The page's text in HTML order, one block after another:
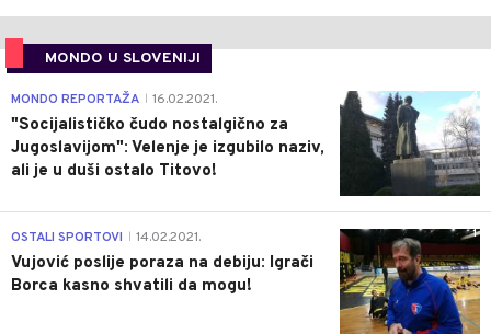
MONDO U SLOVENIJI
4
MONDO REPORTAŽA 16.02.2021.
"Socijalističko čudo nostalgično za
Jugoslavijom": Velenje je izgubilo naziv,
ali je u duši ostalo Titovo!
1
OSTALI SPORTOVI 14.02.2021.
Vujović poslije poraza na debiju: Igrači
Borca kasno shvatili da mogu!